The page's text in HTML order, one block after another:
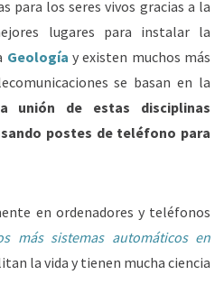
para los seres vivos gracias a la
lugares para instalar la
Geología y existen muchos más
se basan en la
unión de estas disciplinas
postes de teléfono para
en ordenadores y teléfonos
más sistemas automáticos en
la vida y tienen mucha ciencia